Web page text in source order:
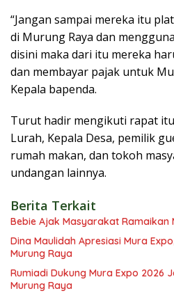
“Jangan sampai mereka itu
di Murung Raya dan
disini maka dari itu mereka
dan membayar pajak untuk
Kepala bapenda.
Turut hadir mengikuti rapat itu
Lurah, Kepala Desa, pemilik
rumah makan, dan tokoh
undangan lainnya.
Berita Terkait
Bebie Ajak Masyarakat Ramaikan
Dina Maulidah Apresiasi Mura
Murung Raya
Rumiadi Dukung Mura Expo 2026
Murung Raya